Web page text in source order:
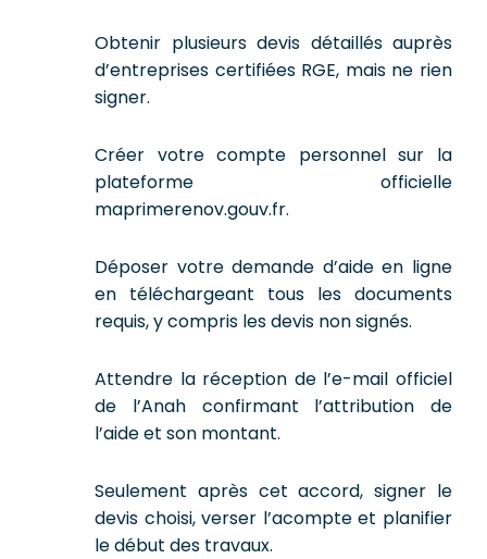
Obtenir plusieurs devis détaillés auprès
d’entreprises certifiées RGE, mais ne rien
signer.
Créer votre compte personnel sur la
plateforme officielle
maprimerenov.gouv.fr.
Déposer votre demande d’aide en ligne
en téléchargeant tous les documents
requis, y compris les devis non signés.
Attendre la réception de l’e-mail officiel
de l’Anah confirmant l’attribution de
l’aide et son montant.
Seulement après cet accord, signer le
devis choisi, verser l’acompte et planifier
le début des travaux.